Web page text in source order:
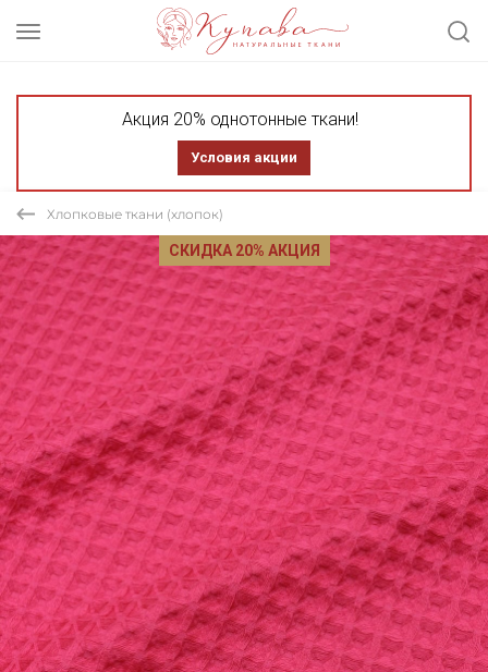
Акция 20% однотонные ткани!
Условия акции
Хлопковые ткани (хлопок)
СКИДКА 20% АКЦИЯ